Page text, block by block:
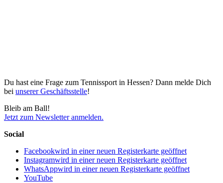
Du hast eine Frage zum Tennissport in Hessen? Dann melde Dich
bei unserer Geschäftsstelle!
Bleib am Ball!
Jetzt zum Newsletter anmelden.
Social
Facebookwird in einer neuen Registerkarte geöffnet
Instagramwird in einer neuen Registerkarte geöffnet
WhatsAppwird in einer neuen Registerkarte geöffnet
YouTube